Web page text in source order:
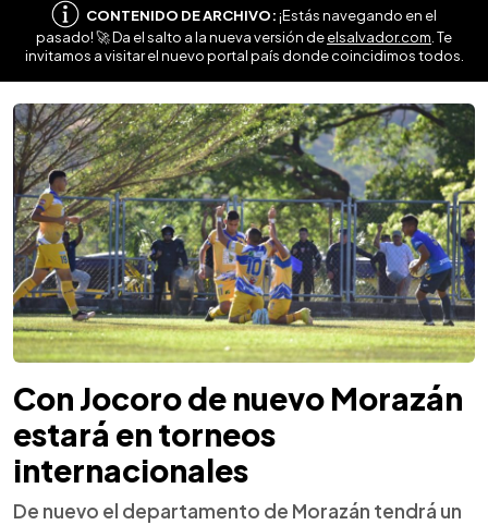
CONTENIDO DE ARCHIVO:¡Estás navegando en el
pasado! 🚀 Da el salto a la nueva versión deelsalvador.com . Te
invitamos a visitar el nuevo portal país donde coincidimos todos.
Con Jocoro de nuevo Morazán
estará en torneos
internacionales
De nuevo el departamento de Morazán tendrá un